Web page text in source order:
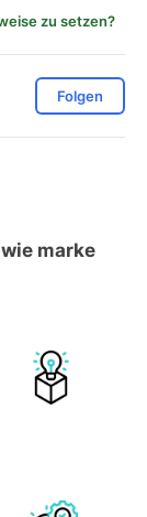
zu setzen?
Folgen
marke